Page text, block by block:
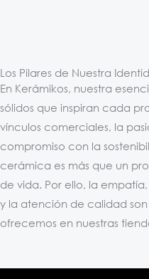
Los Pilares de Nuestra
En Kerámikos, nuestra
sólidos que inspiran cada
vínculos comerciales, la
compromiso con la
cerámica es más que un
de vida. Por ello, la
y la atención de calidad
ofrecemos en nuestras